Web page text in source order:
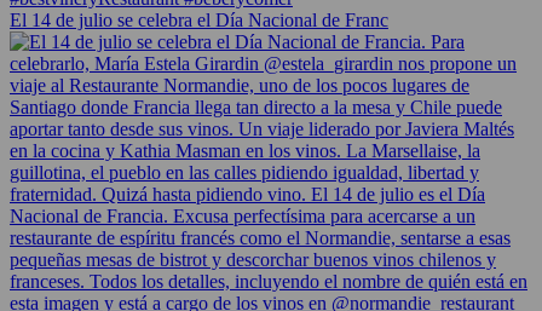
El 14 de julio se celebra el Día Nacional de Franc